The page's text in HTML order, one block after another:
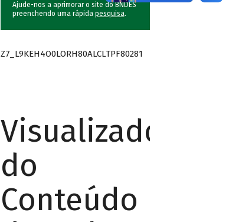
Ajude-nos a aprimorar o site do BNDES
preenchendo uma rápida pesquisa.
Z7_L9KEH4O0LORH80ALCLTPF80281
Visualizador
do
Conteúdo